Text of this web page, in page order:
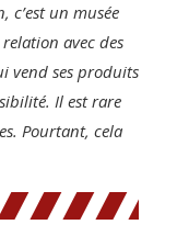
c’est un musée
avec des
vend ses produits
Il est rare
Pourtant, cela